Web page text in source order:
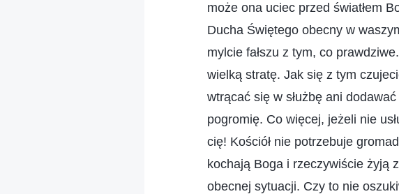
może ona uciec przed światłem
Ducha Świętego obecny w
mylcie fałszu z tym, co
wielką stratę. Jak się z tym
wtrącać się w służbę ani
pogromię. Co więcej, jeżeli nie
cię! Kościół nie potrzebuje
kochają Boga i rzeczywiście żyją
obecnej sytuacji. Czy to nie